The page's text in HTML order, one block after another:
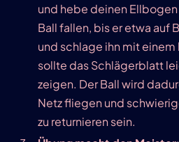
und hebe deinen
Ball fallen, bis er etwa auf
und schlage ihn mit
sollte das Schlägerblatt
zeigen. Der Ball wird
Netz fliegen und
zu returnieren sein.